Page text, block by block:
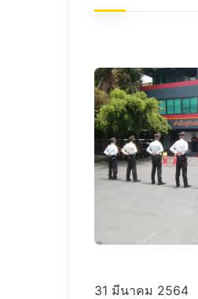
31 มีนาคม 2564